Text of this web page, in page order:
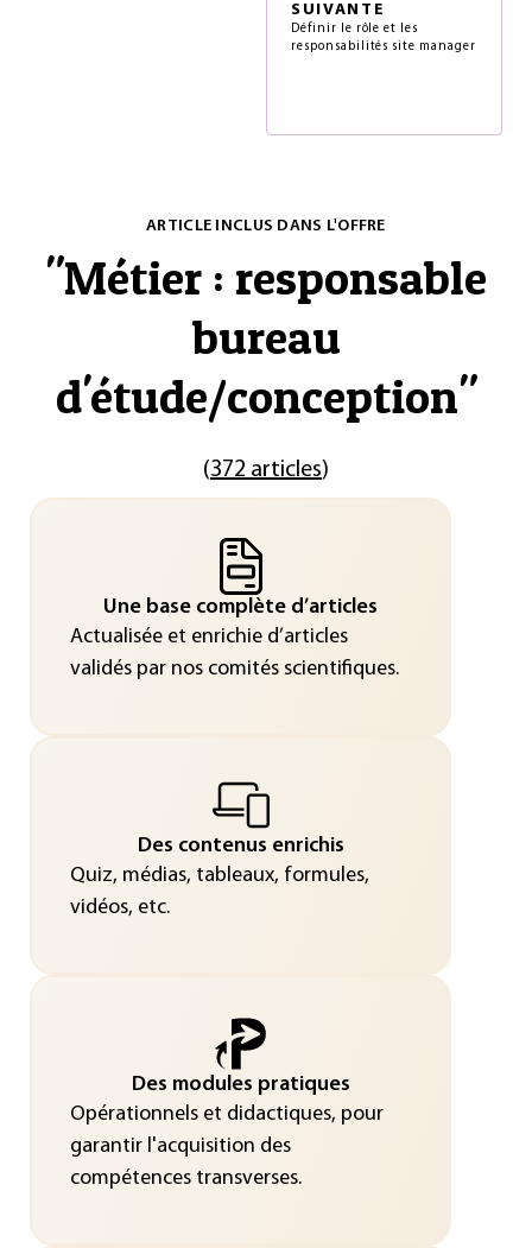
SUIVANTE
Définir le rôle et les
responsabilités site manager
ARTICLE INCLUS DANS L'OFFRE
"Métier : responsable
bureau
d'étude/conception"
(372 articles)
Une base complète d’articles
Actualisée et enrichie d’articles
validés par nos comités scientifiques.
Des contenus enrichis
Quiz, médias, tableaux, formules,
vidéos, etc.
Des modules pratiques
Opérationnels et didactiques, pour
garantir l'acquisition des
compétences transverses.